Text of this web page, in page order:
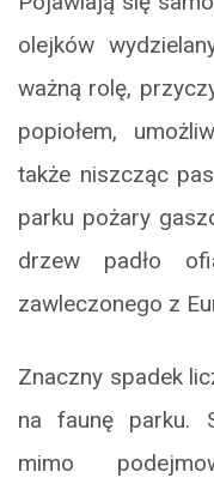
olejków
ważną rolę,
popiołem,
także niszcząc
parku pożary
drzew padło
zawleczonego z
Znaczny spadek
na faunę parku.
mimo